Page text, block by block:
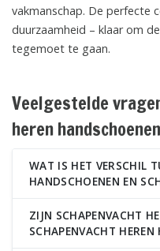
vakmanschap. De perfecte
duurzaamheid – klaar om
tegemoet te gaan.
Veelgestelde
heren handschoenen
WAT IS HET VERSCHIL
HANDSCHOENEN EN
ZIJN SCHAPENVACHT
SCHAPENVACHT